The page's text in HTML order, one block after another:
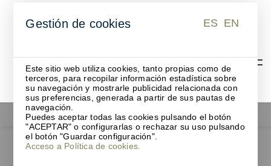
Papeleras Revolved L
Gestión de cookies ES EN
Este sitio web utiliza cookies, tanto propias como de
terceros, para recopilar información estadística sobre
su navegación y mostrarle publicidad relacionada con
sus preferencias, generada a partir de sus pautas de
navegación.
Puedes aceptar todas las cookies pulsando el botón
"ACEPTAR" o configurarlas o rechazar su uso pulsando
el botón "Guardar configuración".
Acceso a Política de cookies.